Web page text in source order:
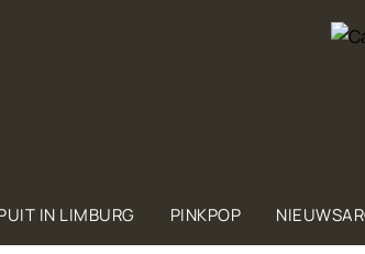
IN LIMBURG PINKPOP